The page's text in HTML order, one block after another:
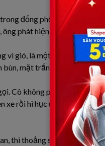
đống phế liệu xem có gì
ông phát hiện một thứ…
vì gió, là một cô gái trẻ,
mặt trắng bệch không
Cô không phản ứng,
xe rồi hì hục đẩy về, lòng
thi thoảng sốt cao, run rẩy